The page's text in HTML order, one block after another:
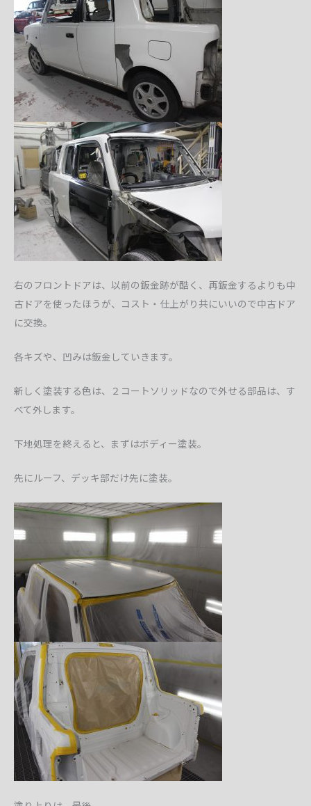
右のフロントドアは、以前の鈑金跡が酷く、再鈑金するよりも中
古ドアを使ったほうが、コスト・仕上がり共にいいので中古ドア
に交換。
各キズや、凹みは鈑金していきます。
新しく塗装する色は、２コートソリッドなので外せる部品は、す
べて外します。
下地処理を終えると、まずはボディー塗装。
先にルーフ、デッキ部だけ先に塗装。